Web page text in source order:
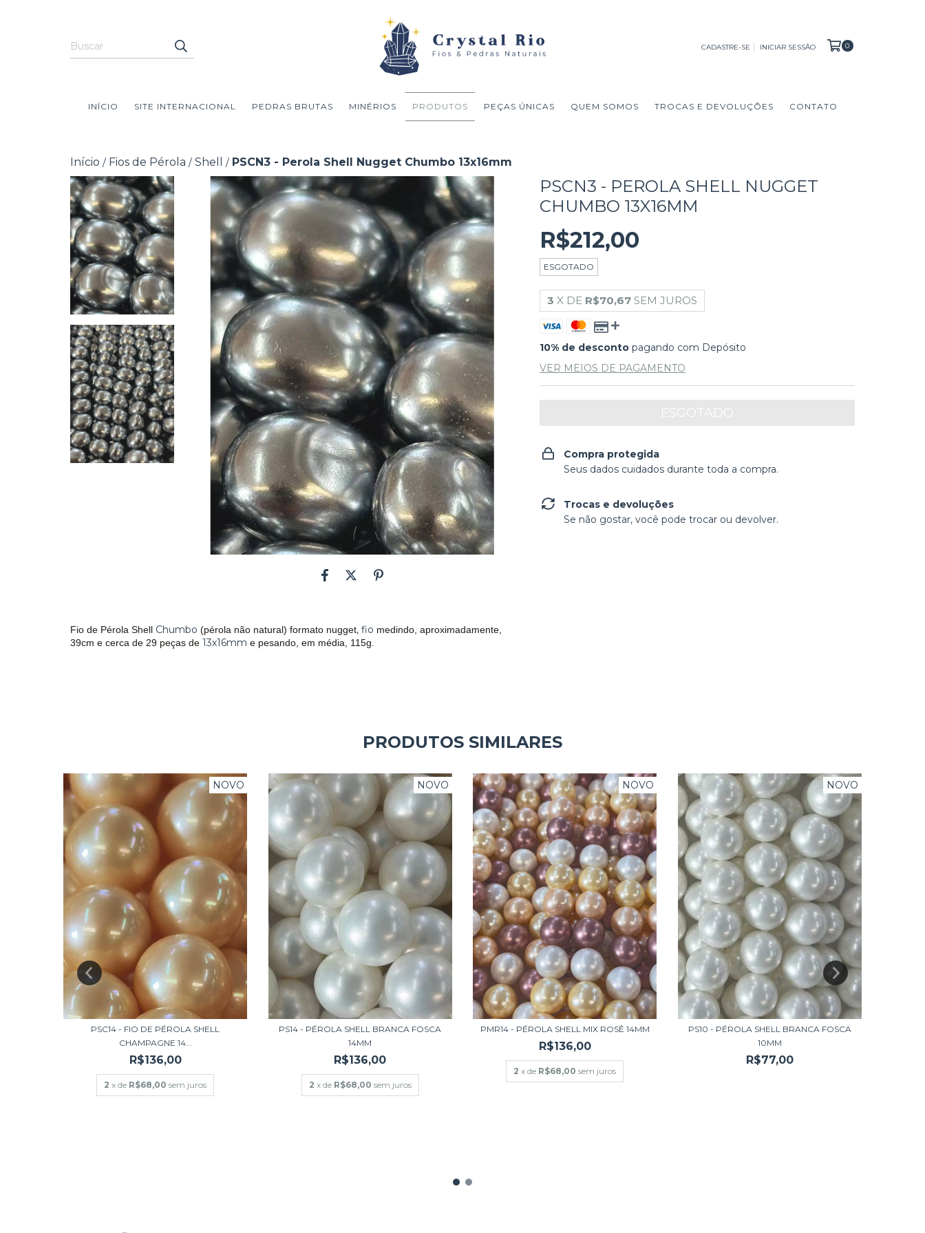
CADASTRE-SE INICIAR SESSÃO 0
INÍCIO SITE INTERNACIONAL PEDRAS BRUTAS MINÉRIOS PRODUTOS PEÇAS ÚNICAS QUEM SOMOS TROCAS E DEVOLUÇÕES CONTATO
Início / Fios de Pérola / Shell / PSCN3 - Perola Shell Nugget Chumbo 13x16mm
Fio de Pérola Shell Chumbo (pérola não natural) formato nugget, fio medindo, aproximadamente,
39cm e cerca de 29 peças de 13x16mm e pesando, em média, 115g.
PSCN3 - PEROLA SHELL NUGGET
CHUMBO 13X16MM
R$212,00
ESGOTADO
3 X DE R$70,67 SEM JUROS
10% de desconto pagando com Depósito
VER MEIOS DE PAGAMENTO
Compra protegida
Seus dados cuidados durante toda a compra.
Trocas e devoluções
Se não gostar, você pode trocar ou devolver.
PRODUTOS SIMILARES
NOVO
PSC14 - FIO DE PÉROLA SHELL
CHAMPAGNE 14...
R$136,00
2 x de R$68,00 sem juros
NOVO
PS14 - PÉROLA SHELL BRANCA FOSCA
14MM
R$136,00
2 x de R$68,00 sem juros
NOVO
PMR14 - PÉROLA SHELL MIX ROSÊ 14MM
R$136,00
2 x de R$68,00 sem juros
NOVO
PS10 - PÉROLA SHELL BRANCA FOSCA
10MM
R$77,00